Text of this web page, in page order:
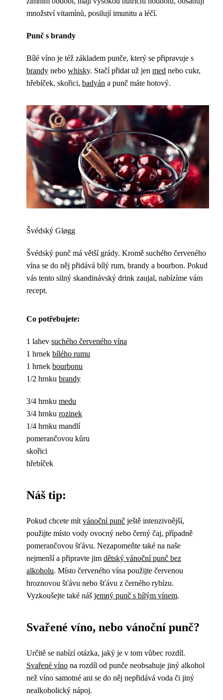
množství vitamínů, posilují imunitu a léčí.
Punč s brandy
Bílé víno je též základem punče, který se připravuje s
brandy nebo whisky. Stačí přidat už jen med nebo cukr,
hřebíček, skořici, badyán a punč máte hotový.
Švédský Gløgg
Švédský punč má větší grády. Kromě suchého červeného
vína se do něj přidává bílý rum, brandy a bourbon. Pokud
vás tento silný skandinávský drink zaujal, nabízíme vám
recept.
Co potřebujete:
1 lahev suchého červeného vína
1 hrnek bílého rumu
1 hrnek bourbonu
1/2 hrnku brandy
3/4 hrnku medu
3/4 hrnku rozinek
1/4 hrnku mandlí
pomerančovou kůru
skořici
hřebíček
Náš tip:
Pokud chcete mít vánoční punč ještě intenzivnější,
použijte místo vody ovocný nebo černý čaj, případně
pomerančovou šťávu. Nezapomeňte také na naše
nejmenší a připravte jim dětský vánoční punč bez
alkoholu. Místo červeného vína použijte červenou
hroznovou šťávu nebo šťávu z černého rybízu.
Vyzkoušejte také náš jemný punč s bílým vínem.
Svařené víno, nebo vánoční punč?
Určitě se nabízí otázka, jaký je v tom vůbec rozdíl.
Svařené víno na rozdíl od punče neobsahuje jiný alkohol
než víno samotné ani se do něj nepřidává voda či jiný
nealkoholický nápoj.